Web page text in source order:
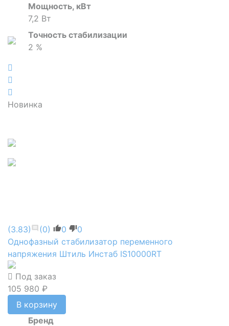
Мощность, кВт
7,2 Вт
Точность стабилизации
2 %
Новинка
(3.83) (0) 0
0
Однофазный стабилизатор переменного
напряжения Штиль Инстаб IS10000RT
Под заказ
105 980 ₽
В корзину
Бренд